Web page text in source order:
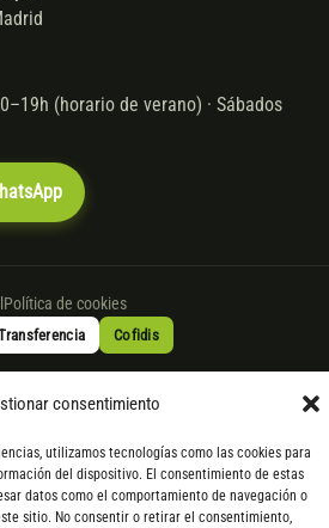
consentimiento
utilizamos tecnologías como las cookies para
del dispositivo. El consentimiento de estas
datos como el comportamiento de navegación o
sitio. No consentir o retirar el consentimiento,
(horario de verano) · Sábados
Política de cookies
Cofidis
con Cofidis hasta 6.000 € sin intereses.
por WhatsApp.
inmediata se envían 24 h laborables tras el